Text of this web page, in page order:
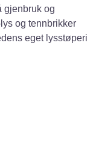
gjenbruk og
og tennbrikker
eget lysstøperi